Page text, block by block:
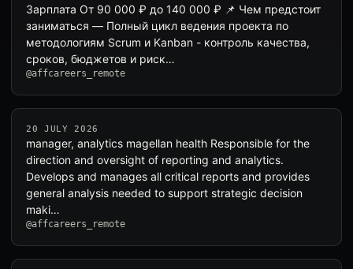
Зарплата От 90 000 ₽ до 140 000 ₽ 📌 Чем предстоит
заниматься — Полный цикл ведения проекта по
методологиям Scrum и Kanban - контроль качества,
сроков, бюджетов и риск…
@affcareers_remote
20 JULY 2026
manager, analytics magellan health Responsible for the
direction and oversight of reporting and analytics.
Develops and manages all critical reports and provides
general analysis needed to support strategic decision
maki…
@affcareers_remote